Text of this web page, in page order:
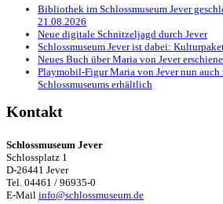
Bibliothek im Schlossmuseum Jever
21.08.2026
Neue digitale Schnitzeljagd durch Jever
Schlossmuseum Jever ist dabei:
Neues Buch über Maria von Jever
Playmobil-Figur Maria von Jever nun auch
Schlossmuseums erhältlich
Kontakt
Schlossmuseum Jever
Schlossplatz 1
D-26441 Jever
Tel. 04461 / 96935-0
E-Mail info@schlossmuseum.de